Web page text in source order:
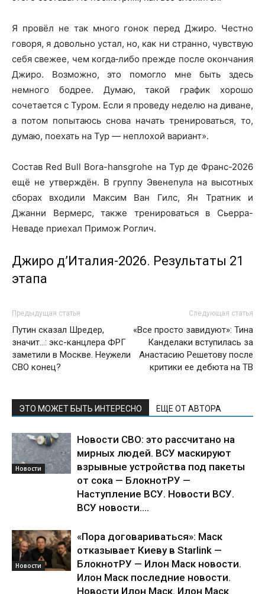
Я провёл не так много гонок перед Джиро. Честно
говоря, я довольно устал, но, как ни странно, чувствую
себя свежее, чем когда‑либо прежде после окончания
Джиро. Возможно, это помогло мне быть здесь
немного бодрее. Думаю, такой график хорошо
сочетается с Туром. Если я проведу неделю на диване,
а потом попытаюсь снова начать тренироваться, то,
думаю, поехать на Тур — неплохой вариант».
Состав Red Bull Bora-hansgrohe на Тур де Франс-2026
ещё не утверждён. В группу Эвенепула на высотных
сборах входили Максим Ван Гилс, Ян Тратник и
Джанни Вермерc, также тренироваться в Сьерра-
Невадe приехал Примож Роглич.
Джиро д’Италия-2026. Результаты 21
этапа
Предыдущая статья
Путин сказал Шредер,
значит…: экс-канцлера ФРГ
заметили в Москве. Неужели
СВО конец?
Следующая статья
«Все просто завидуют»: Тина
Канделаки вступилась за
Анастасию Решетову после
критики ее дебюта на ТВ
ЭТО МОЖЕТ БЫТЬ ИНТЕРЕСНО ЕЩЕ ОТ АВТОРА
Новости
Новости СВО: это рассчитано на
мирных людей. ВСУ маскируют
взрывные устройства под пакеты
от сока — БлокнотРУ —
Наступление ВСУ. Новости ВСУ.
ВСУ новости....
Новости
«Пора договариваться»: Маск
отказывает Киеву в Starlink —
БлокнотРУ — Илон Маск новости.
Илон Маск последние новости.
Новости Илон Маск. Илон Маск